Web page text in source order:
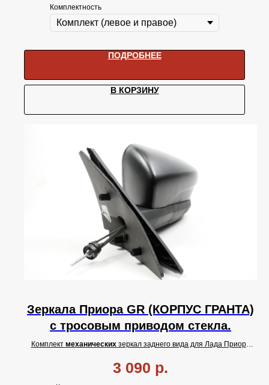
Комплектность
ПОДРОБНЕЕ
В КОРЗИНУ
Зеркала Приора GR (КОРПУС ГРАНТА)
с тросовым приводом стекла.
Комплект механических зеркал заднего вида для Лада Приора
3 090 р.